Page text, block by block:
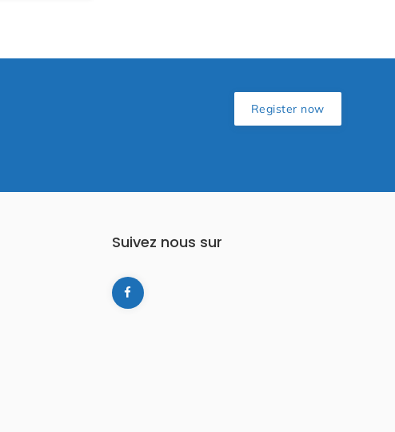
Register now
Suivez nous sur